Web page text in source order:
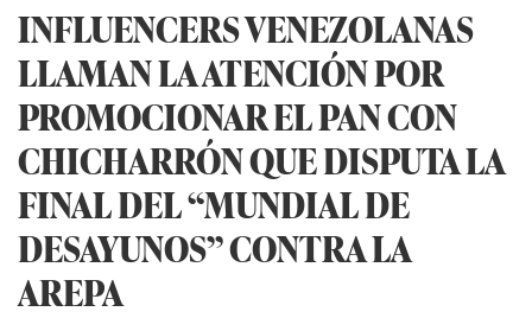
INFLUENCERS VENEZOLANAS
LLAMAN LA ATENCIÓN POR
PROMOCIONAR EL PAN CON
CHICHARRÓN QUE DISPUTA LA
FINAL DEL “MUNDIAL DE
DESAYUNOS” CONTRA LA
AREPA